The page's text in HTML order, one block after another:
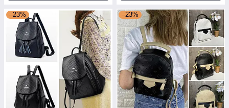
–23% –23%